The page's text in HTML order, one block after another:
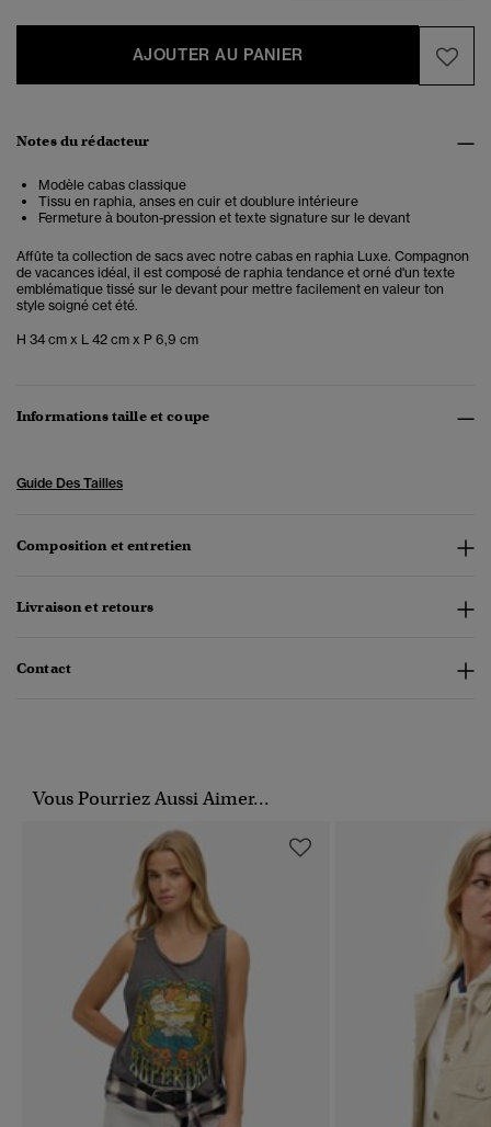
AJOUTER AU PANIER
Notes du rédacteur
Modèle cabas classique
Tissu en raphia, anses en cuir et doublure intérieure
Fermeture à bouton-pression et texte signature sur le devant
Affûte ta collection de sacs avec notre cabas en raphia Luxe. Compagnon
de vacances idéal, il est composé de raphia tendance et orné d'un texte
emblématique tissé sur le devant pour mettre facilement en valeur ton
style soigné cet été.
H 34 cm x L 42 cm x P 6,9 cm
Informations taille et coupe
Guide Des Tailles
Composition et entretien
Livraison et retours
Contact
Vous Pourriez Aussi Aimer...